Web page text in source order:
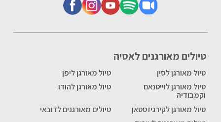
טיולים מאורגנים לאסיה
טיול מאורגן לסין
טיול מאורגן ליפן
טיול מאורגן לוייטנאם
וקמבודיה
טיול מאורגן להודו
טיול מאורגן לקירגיזסטאן
טיולים מאורגנים לדובאי